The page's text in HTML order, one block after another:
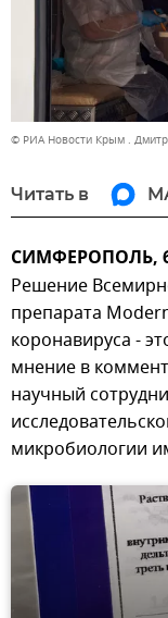
© РИА Новости Крым .
Читать в
СИМФЕРОПОЛЬ,
Решение
препарата
коронавируса -
мнение в
научный
микробиологии